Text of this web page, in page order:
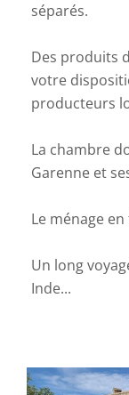
séparés.
Des produits
votre
producteurs
La chambre
Garenne et
Le ménage
Un long
Inde...